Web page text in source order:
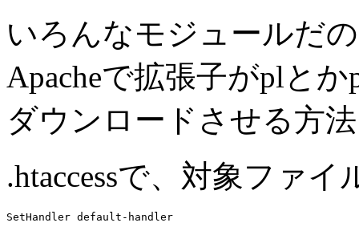
いろんなモジュールだ
Apacheで拡張子がplとか
ダウンロードさせる方
.htaccessで、対象ファイ